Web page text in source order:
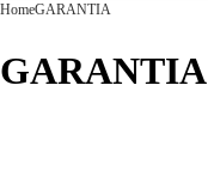
HomeGARANTIA
GARANTIA